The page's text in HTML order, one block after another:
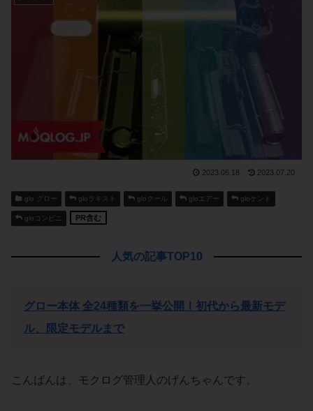
2023.06.18 2023.07.20
glo グロー gloラキスト gloクール gloエアー gloケント
gloコンビニ PR含む
人気の記事TOP10
グロー本体 全24種類を一挙公開！初代から最新モデ
ル、限定モデルまで
こんばんは、モクログ管理人のげんちゃんです。